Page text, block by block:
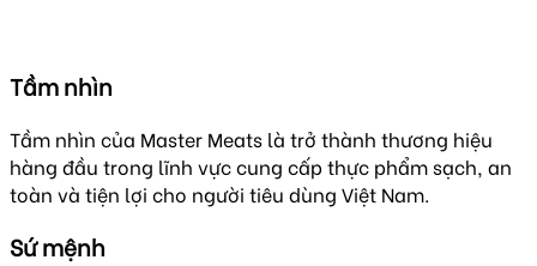
Tầm nhìn
Tầm nhìn của Master Meats là trở thành thương hiệu
hàng đầu trong lĩnh vực cung cấp thực phẩm sạch, an
toàn và tiện lợi cho người tiêu dùng Việt Nam.
Sứ mệnh